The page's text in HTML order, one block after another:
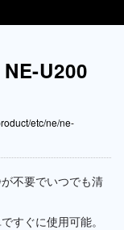
U200
etc/ne/ne-
不要でいつでも清
すぐに使用可能。